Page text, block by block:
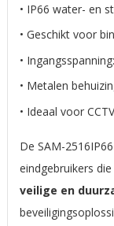
• IP66 water- en
• Geschikt voor
•
• Metalen
• Ideaal voor
De SAM-
eindgebruikers
veilige en